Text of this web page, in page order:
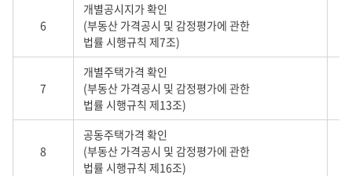
6
개별공시지가 확인
(부동산 가격공시 및 감정평가에 관한
법률 시행규칙 제7조)
7
개별주택가격 확인
(부동산 가격공시 및 감정평가에 관한
법률 시행규칙 제13조)
8
공동주택가격 확인
(부동산 가격공시 및 감정평가에 관한
법률 시행규칙 제16조)